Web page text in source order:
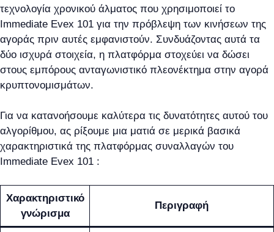
τεχνολογία χρονικού άλματος που χρησιμοποιεί το
Immediate Evex 101 για την πρόβλεψη των κινήσεων της
αγοράς πριν αυτές εμφανιστούν. Συνδυάζοντας αυτά τα
δύο ισχυρά στοιχεία, η πλατφόρμα στοχεύει να δώσει
στους εμπόρους ανταγωνιστικό πλεονέκτημα στην αγορά
κρυπτονομισμάτων.
Για να κατανοήσουμε καλύτερα τις δυνατότητες αυτού του
αλγορίθμου, ας ρίξουμε μια ματιά σε μερικά βασικά
χαρακτηριστικά της πλατφόρμας συναλλαγών του
Immediate Evex 101 :
Χαρακτηριστικό
γνώρισμα
Περιγραφή